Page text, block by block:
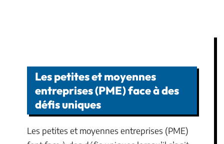
Les petites et moyennes
entreprises (PME) face à des
défis uniques
Les petites et moyennes entreprises (PME)